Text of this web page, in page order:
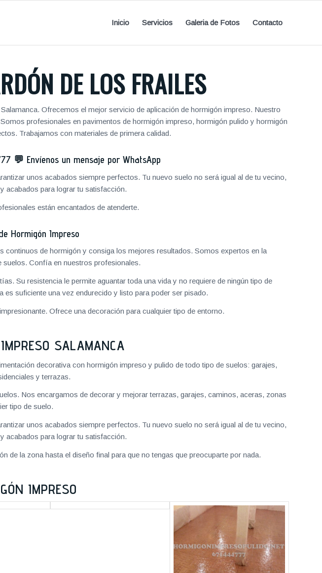
Inicio Servicios Galeria de Fotos Contacto
DE LOS FRAILES
Ofrecemos el mejor servicio de aplicación de hormigón impreso. Nuestro
profesionales en pavimentos de hormigón impreso, hormigón pulido y hormigón
Trabajamos con materiales de primera calidad.
💬 Envíenos un mensaje por WhatsApp
unos acabados siempre perfectos. Tu nuevo suelo no será igual al de tu vecino,
acabados para lograr tu satisfacción.
están encantados de atenderte.
Hormigón Impreso
de hormigón y consiga los mejores resultados. Somos expertos en la
suelos. Confía en nuestros profesionales.
Su resistencia le permite aguantar toda una vida y no requiere de ningún tipo de
suficiente una vez endurecido y listo para poder ser pisado.
Ofrece una decoración para cualquier tipo de entorno.
SALAMANCA
decorativa con hormigón impreso y pulido de todo tipo de suelos: garajes,
y terrazas.
Nos encargamos de decorar y mejorar terrazas, garajes, caminos, aceras, zonas
tipo de suelo.
unos acabados siempre perfectos. Tu nuevo suelo no será igual al de tu vecino,
acabados para lograr tu satisfacción.
de la zona hasta el diseño final para que no tengas que preocuparte por nada.
IMPRESO